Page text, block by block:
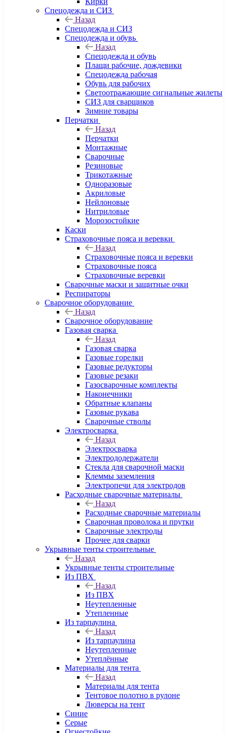
Спецодежда и СИЗ
Назад
Спецодежда и СИЗ
Спецодежда и обувь
Назад
Спецодежда и обувь
Плащи рабочие, дождевики
Спецодежда рабочая
Обувь для рабочих
Светоотражающие сигнальные жилеты
СИЗ для сварщиков
Зимние товары
Перчатки
Назад
Перчатки
Монтажные
Сварочные
Резиновые
Трикотажные
Одноразовые
Акриловые
Нейлоновые
Нитриловые
Морозостойкие
Каски
Страховочные пояса и веревки
Назад
Страховочные пояса и веревки
Страховочные пояса
Страховочные веревки
Сварочные маски и защитные очки
Респираторы
Сварочное оборудование
Назад
Сварочное оборудование
Газовая сварка
Назад
Газовая сварка
Газовые горелки
Газовые редукторы
Газовые резаки
Газосварочные комплекты
Наконечники
Обратные клапаны
Газовые рукава
Сварочные стволы
Электросварка
Назад
Электросварка
Электрододержатели
Стекла для сварочной маски
Клеммы заземления
Электропечи для электродов
Расходные сварочные материалы
Назад
Расходные сварочные материалы
Сварочная проволока и прутки
Сварочные электроды
Прочее для сварки
Укрывные тенты строительные
Назад
Укрывные тенты строительные
Из ПВХ
Назад
Из ПВХ
Неутепленные
Утепленные
Из тарпаулина
Назад
Из тарпаулина
Неутепленные
Утеплённые
Материалы для тента
Назад
Материалы для тента
Тентовое полотно в рулоне
Люверсы на тент
Синие
Серые